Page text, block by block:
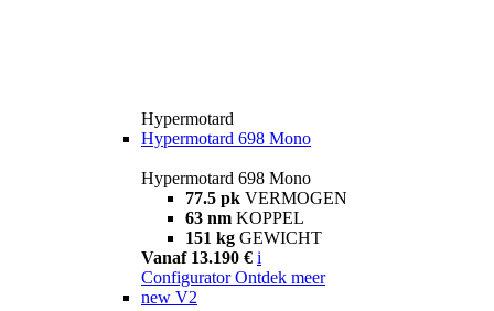
Hypermotard
Hypermotard 698 Mono
Hypermotard 698 Mono
77.5 pk VERMOGEN
63 nm KOPPEL
151 kg GEWICHT
Vanaf 13.190 € i
Configurator Ontdek meer
new V2